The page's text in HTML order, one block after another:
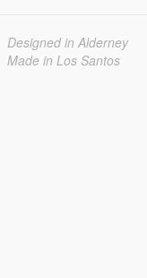
Designed in Alderney
Made in Los Santos